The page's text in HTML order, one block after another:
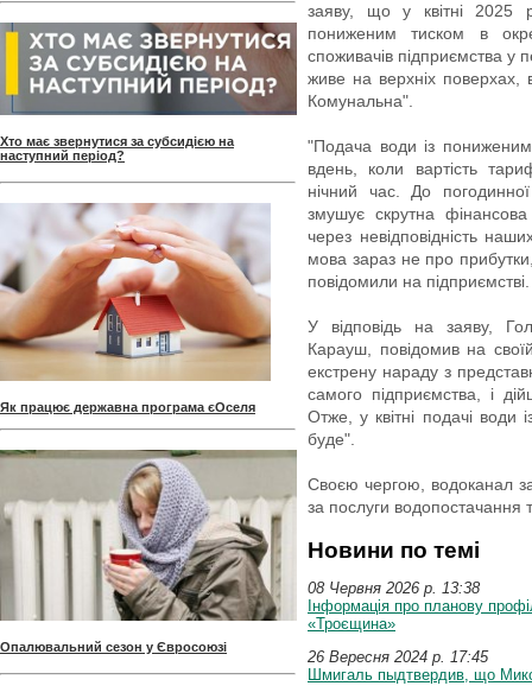
Хто має звернутися за субсидією на
наступний період?
Як працює державна програма єОселя
Опалювальний сезон у Євросоюзі
заяву, що у квітні 2025
пониженим тиском в
споживачів підприємства у
живе на верхніх поверхах,
Комунальна".
"Подача води із
вдень, коли вартість
нічний час. До
змушує скрутна
через невідповідність
мова зараз не про
повідомили на підприємстві.
У відповідь на заяву,
Карауш, повідомив на
екстрену нараду з
самого підприємства, і
Отже, у квітні подачі
буде".
Своєю чергою, водоканал
за послуги водопостачання
Новини по темі
08 Червня 2026 p. 13:38
Інформація про планову
«Троєщина»
26 Вересня 2024 p. 17:45
Шмигаль пыдтвердив, що